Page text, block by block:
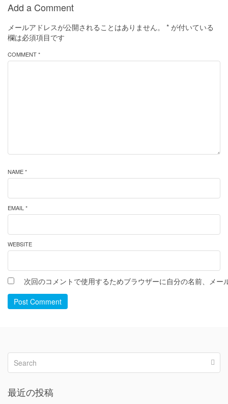
Add a Comment
メールアドレスが公開されることはありません。 * が付いている
欄は必須項目です
COMMENT *
NAME *
EMAIL *
WEBSITE
次回のコメントで使用するためブラウザーに自分の名前、メー
Post Comment
最近の投稿